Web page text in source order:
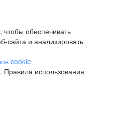
обеспечивать
сайта и анализировать
cookie
Правила использования